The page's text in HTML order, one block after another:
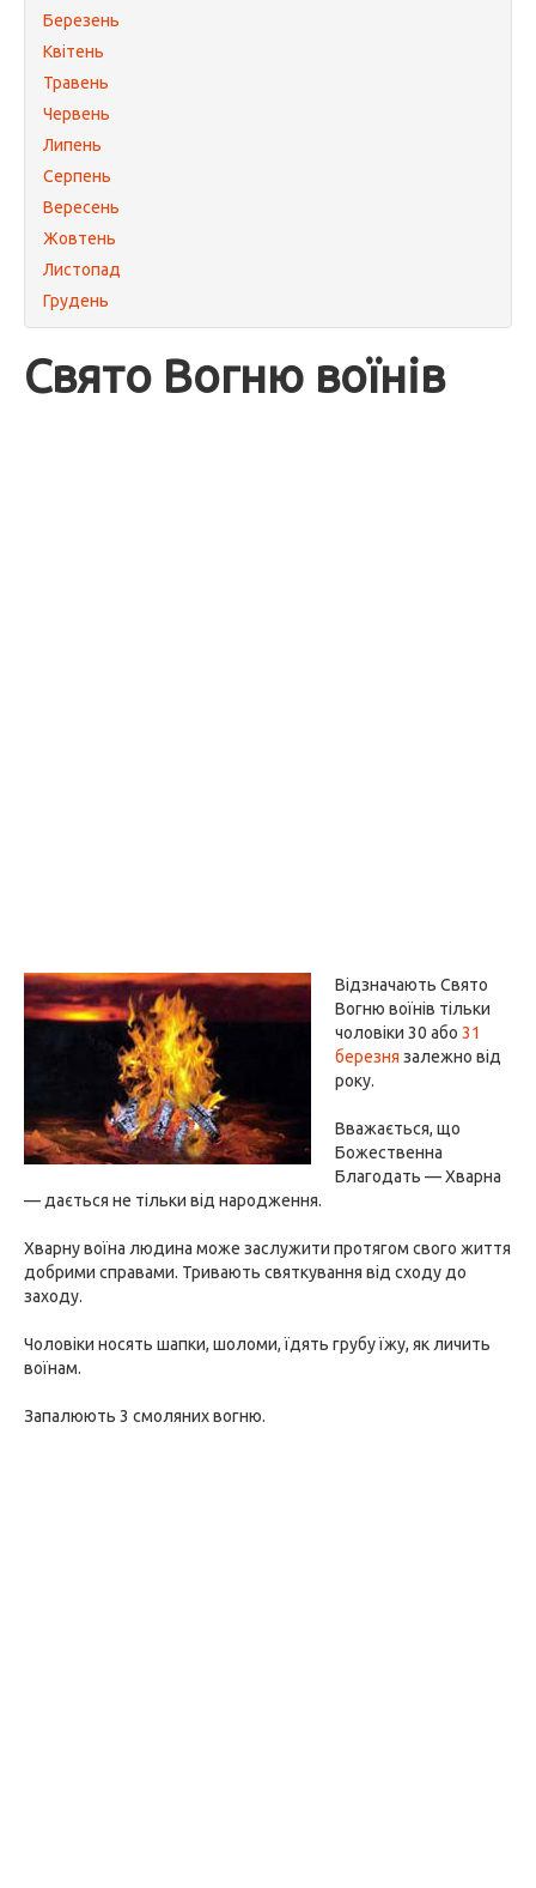
Березень
Квітень
Травень
Червень
Липень
Серпень
Вересень
Жовтень
Листопад
Грудень
Свято Вогню воїнів
Відзначають Свято
Вогню воїнів тільки
чоловіки 30 або 31
березня залежно від
року.
Вважається, що
Божественна
Благодать — Хварна
— дається не тільки від народження.
Хварну воїна людина може заслужити протягом свого життя
добрими справами. Тривають святкування від сходу до
заходу.
Чоловіки носять шапки, шоломи, їдять грубу їжу, як личить
воїнам.
Запалюють 3 смоляних вогню.